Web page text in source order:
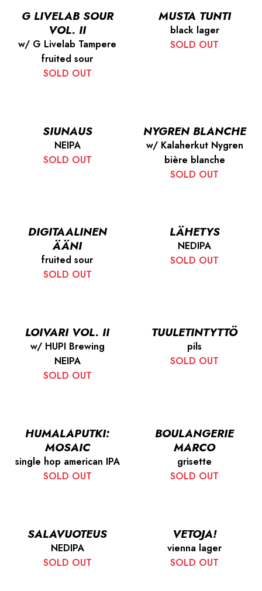
G LIVELAB SOUR
VOL. II
w/ G Livelab Tampere
fruited sour
SOLD OUT
MUSTA TUNTI
black lager
SOLD OUT
SIUNAUS
NEIPA
SOLD OUT
NYGREN BLANCHE
w/ Kalaherkut Nygren
bière blanche
SOLD OUT
DIGITAALINEN
ÄÄNI
fruited sour
SOLD OUT
LÄHETYS
NEDIPA
SOLD OUT
LOIVARI VOL. II
w/ HUPI Brewing
NEIPA
SOLD OUT
TUULETINTYTTÖ
pils
SOLD OUT
HUMALAPUTKI:
MOSAIC
single hop american IPA
SOLD OUT
BOULANGERIE
MARCO
grisette
SOLD OUT
SALAVUOTEUS
NEDIPA
SOLD OUT
VETOJA!
vienna lager
SOLD OUT